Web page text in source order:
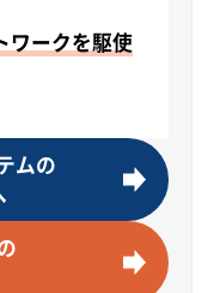
ワークを駆使
ムの